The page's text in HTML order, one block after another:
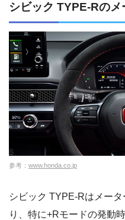
シビック TYPE-Rの
参考： www.honda.co.jp
シビック TYPE-Rはメー
り、特に+Rモードの発動